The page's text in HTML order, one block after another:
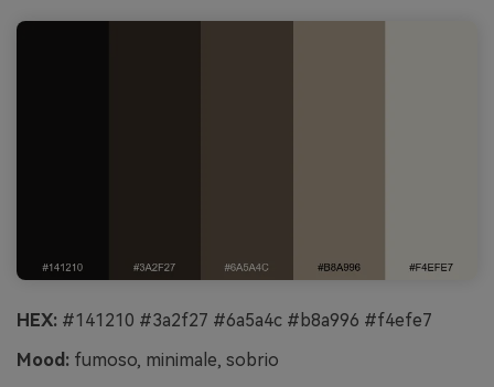
HEX: #141210 #3a2f27 #6a5a4c #b8a996 #f4efe7
Mood: fumoso, minimale, sobrio